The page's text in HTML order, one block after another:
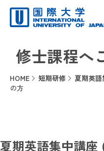
修士課程へ
HOME 短期研修 夏期英
の方
夏期英語集中講座